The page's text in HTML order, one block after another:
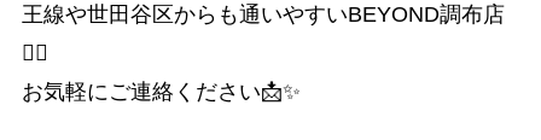
王線や世田谷区からも通いやすいBEYOND調布店
🏋️‍♂️
お気軽にご連絡ください📩✨